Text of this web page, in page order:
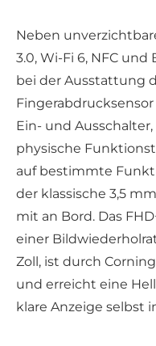
Neben
3.0, Wi-Fi 6, NFC
bei der Ausstattung
Ein- und
physische
auf bestimmte
der klassische 3,5
mit an Bord. Das
einer
Zoll, ist durch
und erreicht eine
klare Anzeige selbst